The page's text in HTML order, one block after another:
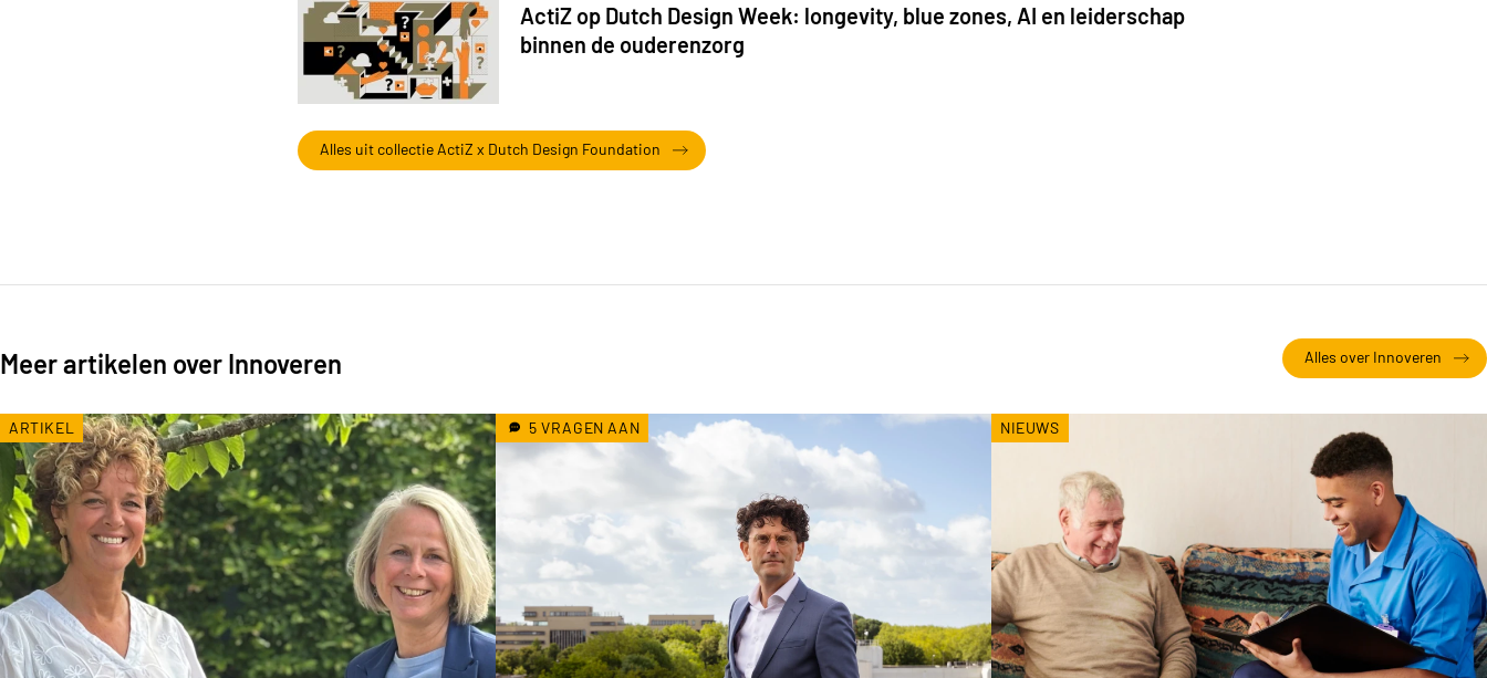
ActiZ op Dutch Design Week: longevity, blue zones, AI en leiderschap
binnen de ouderenzorg
Alles uit collectie ActiZ x Dutch Design Foundation
Meer artikelen over Innoveren Alles over Innoveren
ARTIKEL 5 VRAGEN AAN NIEUWS